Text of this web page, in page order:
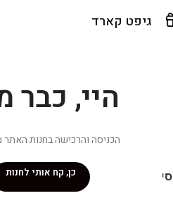
היי, כבר
הכניסה והרכישה בחנות האתר מיועדת
כן, קח אותי לחנות
גיפט קארד
שלי מתכוניםמנוי ״אליטה